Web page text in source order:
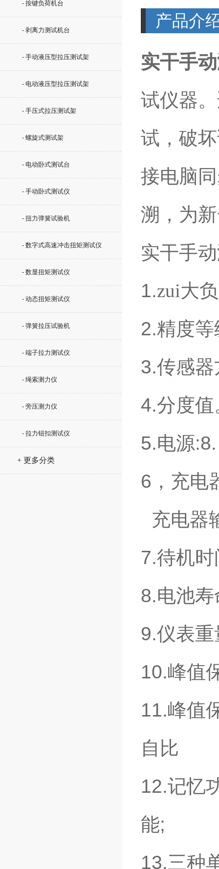
- 按键负荷机台
- 剥离力测试机台
- 手动液压型拉压测试架
- 电动液压型拉压测试架
- 手压式拉压测试架
- 螺旋式测试架
- 电动卧式测试台
- 手动卧式测试仪
- 扭力弹簧试验机
- 数字式高速冲击扭矩测试仪
- 数显扭矩测试仪
- 动态扭矩测试仪
- 弹簧拉压试验机
- 端子拉力测试仪
- 绳索测力仪
- 旁压测力仪
- 拉力钮扣测试仪
+ 更多分类
产品介
实干手
试仪器
试，破
接电脑
溯，为
实干手
1.zui大
2.精度等
3.传感器
4.分度值
5.电源
6 ，充电
充电器
7.待机时
8.电池
9.仪表重
10.峰值
11.峰值
自比
12.记忆
能;
13.三种